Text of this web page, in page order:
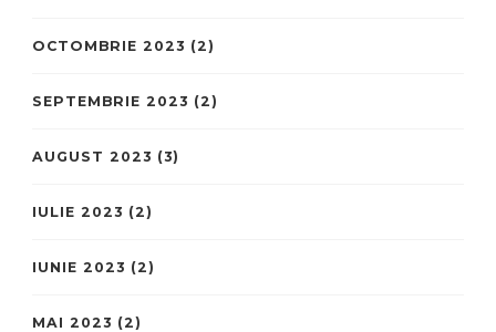
OCTOMBRIE 2023 (2)
SEPTEMBRIE 2023 (2)
AUGUST 2023 (3)
IULIE 2023 (2)
IUNIE 2023 (2)
MAI 2023 (2)